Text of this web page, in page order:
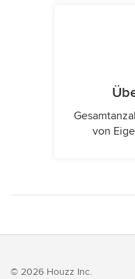
von
© 2026 Houzz Inc.